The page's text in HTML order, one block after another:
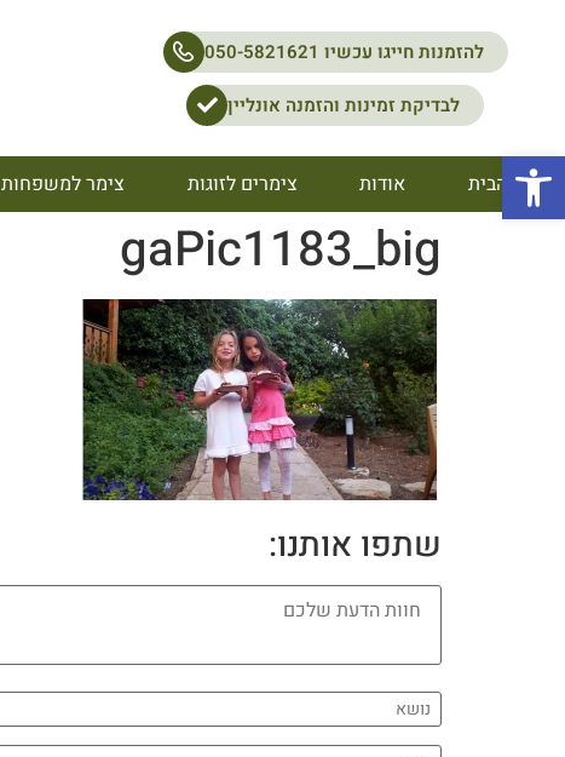
פתח סרגל נגישות
להזמנות חייגו עכשיו 050-5821621
לבדיקת זמינות והזמנה אונליין
דף הבית אודות צימרים לזוגות צימר למשפחות
gaPic1183_big
שתפו אותנו: